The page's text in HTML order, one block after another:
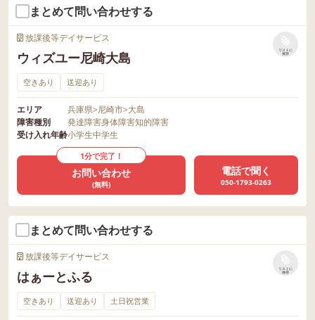
まとめて問い合わせする
放課後等デイサービス
ウィズユー尼崎大島
リストに
保存
空きあり 送迎あり
エリア 兵庫県>尼崎市>大島
障害種別
発達障害身体障害知的障害
受け入れ年齢小学生中学生
1分で完了！
お問い合わせ
(無料)
電話で聞く
050-1793-0263
まとめて問い合わせする
放課後等デイサービス
はぁーとふる
リストに
保存
空きあり 送迎あり 土日祝営業